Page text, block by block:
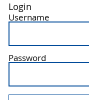
Login
Username
Password